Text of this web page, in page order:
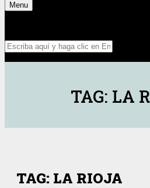
Menu
TAG: LA
TAG: LA RIOJA